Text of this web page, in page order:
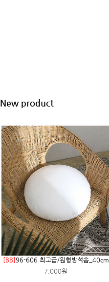
New product
[BB]96-606 최고급/원형방석솜_40cm
7,000원